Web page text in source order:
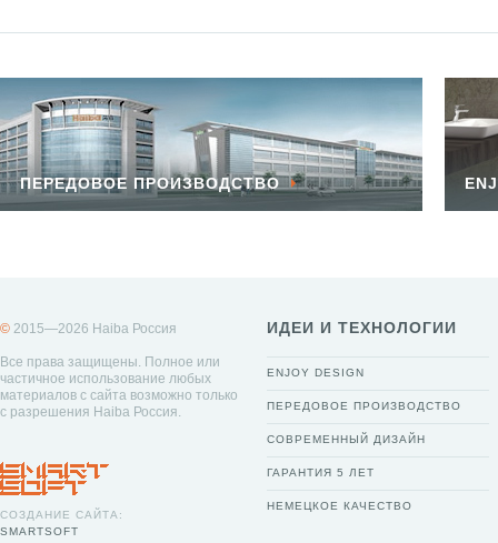
ПЕРЕДОВОЕ ПРОИЗВОДСТВО
© 2015—2026 Haiba Россия
Все права защищены. Полное или
частичное использование любых
материалов с сайта возможно только
с разрешения Haiba Россия.
СОЗДАНИЕ САЙТА:
SMARTSOFT
ИДЕИ И ТЕХНОЛОГИИ
ENJOY DESIGN
ПЕРЕДОВОЕ ПРОИЗВОДСТВО
СОВРЕМЕННЫЙ ДИЗАЙН
ГАРАНТИЯ 5 ЛЕТ
НЕМЕЦКОЕ КАЧЕСТВО